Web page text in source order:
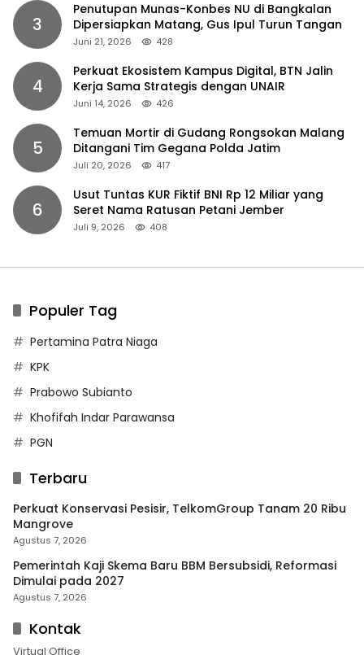
3
Penutupan Munas-Konbes NU di Bangkalan
Dipersiapkan Matang, Gus Ipul Turun Tangan
Juni 21, 2026 428
4
Perkuat Ekosistem Kampus Digital, BTN Jalin
Kerja Sama Strategis dengan UNAIR
Juni 14, 2026 426
5
Temuan Mortir di Gudang Rongsokan Malang
Ditangani Tim Gegana Polda Jatim
Juli 20, 2026 417
6
Usut Tuntas KUR Fiktif BNI Rp 12 Miliar yang
Seret Nama Ratusan Petani Jember
Juli 9, 2026 408
Populer Tag
Pertamina Patra Niaga
KPK
Prabowo Subianto
Khofifah Indar Parawansa
PGN
Terbaru
Perkuat Konservasi Pesisir, TelkomGroup Tanam 20 Ribu
Mangrove
Agustus 7, 2026
Pemerintah Kaji Skema Baru BBM Bersubsidi, Reformasi
Dimulai pada 2027
Agustus 7, 2026
Kontak
Virtual Office